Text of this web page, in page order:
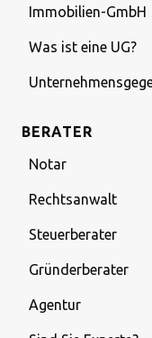
Immobilien-GmbH
Was ist eine UG?
BERATER
Notar
Rechtsanwalt
Steuerberater
Gründerberater
Agentur